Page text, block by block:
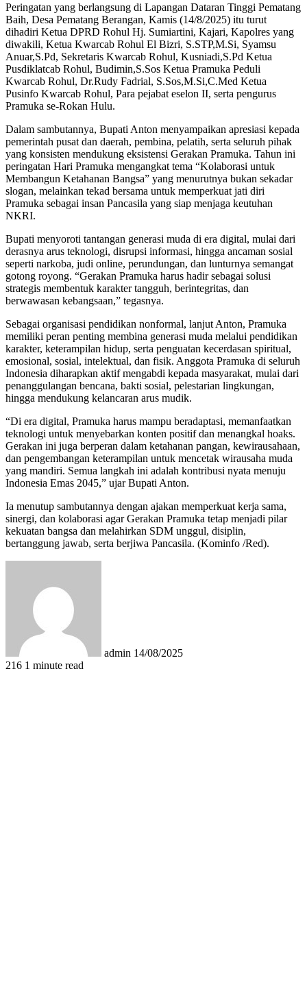
Peringatan yang berlangsung di Lapangan Dataran Tinggi Pematang
Baih, Desa Pematang Berangan, Kamis (14/8/2025) itu turut
dihadiri Ketua DPRD Rohul Hj. Sumiartini, Kajari, Kapolres yang
diwakili, Ketua Kwarcab Rohul El Bizri, S.STP,M.Si, Syamsu
Anuar,S.Pd, Sekretaris Kwarcab Rohul, Kusniadi,S.Pd Ketua
Pusdiklatcab Rohul, Budimin,S.Sos Ketua Pramuka Peduli
Kwarcab Rohul, Dr.Rudy Fadrial, S.Sos,M.Si,C.Med Ketua
Pusinfo Kwarcab Rohul, Para pejabat eselon II, serta pengurus
Pramuka se-Rokan Hulu.
Dalam sambutannya, Bupati Anton menyampaikan apresiasi kepada
pemerintah pusat dan daerah, pembina, pelatih, serta seluruh pihak
yang konsisten mendukung eksistensi Gerakan Pramuka. Tahun ini
peringatan Hari Pramuka mengangkat tema “Kolaborasi untuk
Membangun Ketahanan Bangsa” yang menurutnya bukan sekadar
slogan, melainkan tekad bersama untuk memperkuat jati diri
Pramuka sebagai insan Pancasila yang siap menjaga keutuhan
NKRI.
Bupati menyoroti tantangan generasi muda di era digital, mulai dari
derasnya arus teknologi, disrupsi informasi, hingga ancaman sosial
seperti narkoba, judi online, perundungan, dan lunturnya semangat
gotong royong. “Gerakan Pramuka harus hadir sebagai solusi
strategis membentuk karakter tangguh, berintegritas, dan
berwawasan kebangsaan,” tegasnya.
Sebagai organisasi pendidikan nonformal, lanjut Anton, Pramuka
memiliki peran penting membina generasi muda melalui pendidikan
karakter, keterampilan hidup, serta penguatan kecerdasan spiritual,
emosional, sosial, intelektual, dan fisik. Anggota Pramuka di seluruh
Indonesia diharapkan aktif mengabdi kepada masyarakat, mulai dari
penanggulangan bencana, bakti sosial, pelestarian lingkungan,
hingga mendukung kelancaran arus mudik.
“Di era digital, Pramuka harus mampu beradaptasi, memanfaatkan
teknologi untuk menyebarkan konten positif dan menangkal hoaks.
Gerakan ini juga berperan dalam ketahanan pangan, kewirausahaan,
dan pengembangan keterampilan untuk mencetak wirausaha muda
yang mandiri. Semua langkah ini adalah kontribusi nyata menuju
Indonesia Emas 2045,” ujar Bupati Anton.
Ia menutup sambutannya dengan ajakan memperkuat kerja sama,
sinergi, dan kolaborasi agar Gerakan Pramuka tetap menjadi pilar
kekuatan bangsa dan melahirkan SDM unggul, disiplin,
bertanggung jawab, serta berjiwa Pancasila. (Kominfo /Red).
admin 14/08/2025
216 1 minute read